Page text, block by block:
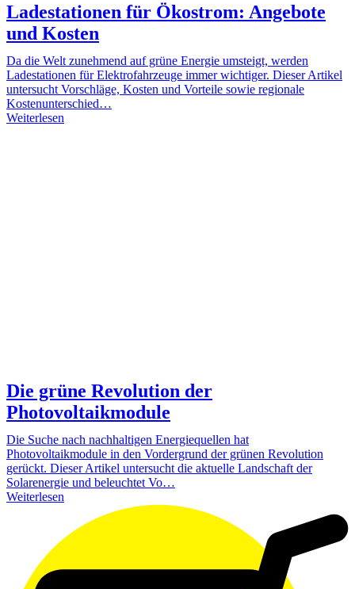
Ladestationen für Ökostrom: Angebote
und Kosten
Da die Welt zunehmend auf grüne Energie umsteigt, werden
Ladestationen für Elektrofahrzeuge immer wichtiger. Dieser Artikel
untersucht Vorschläge, Kosten und Vorteile sowie regionale
Kostenunterschied…
Weiterlesen
Die grüne Revolution der
Photovoltaikmodule
Die Suche nach nachhaltigen Energiequellen hat
Photovoltaikmodule in den Vordergrund der grünen Revolution
gerückt. Dieser Artikel untersucht die aktuelle Landschaft der
Solarenergie und beleuchtet Vo…
Weiterlesen